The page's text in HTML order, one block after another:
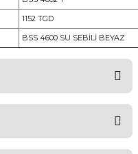
1152 TGD
BSS 4600 SU SEBİLİ BEYAZ